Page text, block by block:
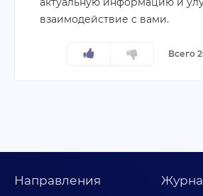
взаимодействие с вами.
Всего
Направления